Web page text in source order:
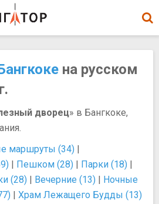
на русском
дворец» в Бангкоке,
маршруты (34) |
| Пешком (28) | Парки (18) |
(28) | Вечерние (13) | Ночные
| Храм Лежащего Будды (13)